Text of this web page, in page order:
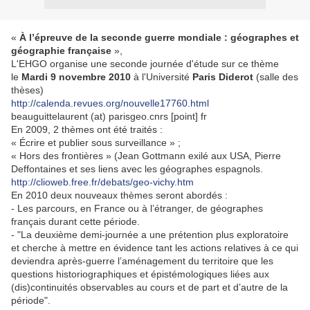
« À l’épreuve de la seconde guerre mondiale : géographes et
géographie française »,
L'EHGO organise une seconde journée d'étude sur ce thème
le Mardi 9 novembre 2010 à l'Université Paris Diderot (salle des
thèses)
http://calenda.revues.org/nouvelle17760.html
beauguittelaurent (at) parisgeo.cnrs [point] fr
En 2009, 2 thèmes ont été traités :
« Écrire et publier sous surveillance » ;
« Hors des frontières » (Jean Gottmann exilé aux USA, Pierre
Deffontaines et ses liens avec les géographes espagnols.
http://clioweb.free.fr/debats/geo-vichy.htm
En 2010 deux nouveaux thèmes seront abordés :
- Les parcours, en France ou à l’étranger, de géographes
français durant cette période.
- "La deuxième demi-journée a une prétention plus exploratoire
et cherche à mettre en évidence tant les actions relatives à ce qui
deviendra après-guerre l’aménagement du territoire que les
questions historiographiques et épistémologiques liées aux
(dis)continuités observables au cours et de part et d’autre de la
période".